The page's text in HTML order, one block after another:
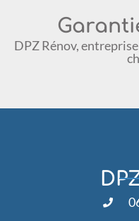
DPZ Rénov,